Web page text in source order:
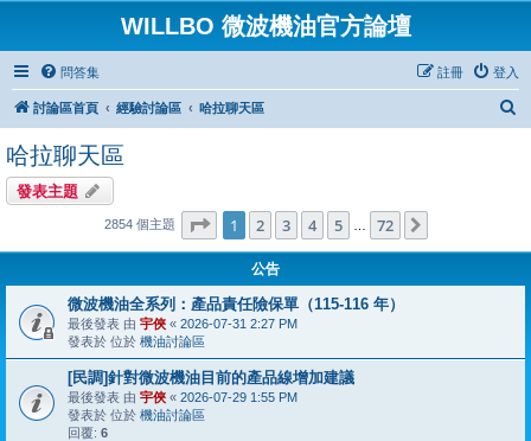
WILLBO 微波機油官方論壇
問答集 登入
註冊
討論區首頁 經驗討論區 哈拉聊天區
哈拉聊天區
發表主題
2854 個主題 第 1 頁 (共72 頁)
1 2 3 4 5 72
公告
微波機油全系列：產品責任險保單（115-116 年）
最後發表 由 宇俠 « 2026-07-31 2:27 PM
發表於 位於 機油討論區
[民調]針對微波機油目前的產品線增加建議
最後發表 由 宇俠 « 2026-07-29 1:55 PM
發表於 位於 機油討論區
回覆: 6